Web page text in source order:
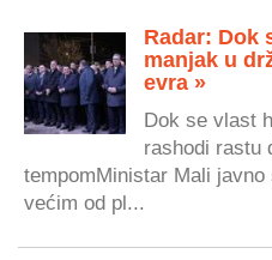
Radar: Dok
manjak u
evra »
Dok se vlast
rashodi rastu
tempomMinistar Mali
većim od pl...